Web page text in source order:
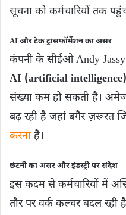
सूचना को कर्मचारियों तक
AI और टेक ट्रांसफॉर्मेशन का असर
कंपनी के सीईओ Andy
AI (artificial intelligence)
संख्या कम हो सकती है।
बढ़ रही है जहां बगैर ज़रूरत
करना है।
छंटनी का असर और इंडस्ट्री पर संदेश
इस कदम से कर्मचारियों में
तौर पर वर्क कल्‍चर बदल